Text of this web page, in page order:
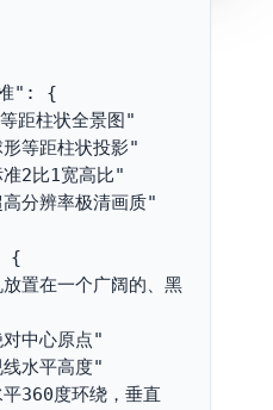
准": {
距柱状全景图"
等距柱状投影"
2比1宽高比"
分辨率极清画质"
{
置在一个广阔的、黑
中心原点"
水平高度"
360度环绕，垂直